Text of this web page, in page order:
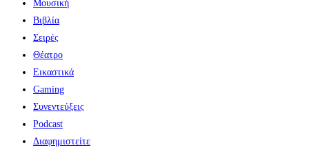
Μουσική
Βιβλία
Σειρές
Θέατρο
Εικαστικά
Gaming
Συνεντεύξεις
Podcast
Διαφημιστείτε